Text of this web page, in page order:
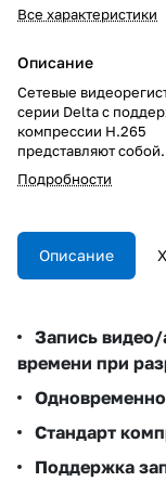
Все характеристики
Описание
Сетевые
серии Delta с
компрессии H.265
представляют собой
универсальное
решение для записи и
разрешением до 4K
времени как в
alone, так и в составе
Подробности
Описание
Запись
времени при
Стандарт
Поддержка